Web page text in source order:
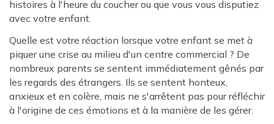
histoires à l'heure du coucher ou que vous vous disputiez
avec votre enfant.
Quelle est votre réaction lorsque votre enfant se met à
piquer une crise au milieu d'un centre commercial ? De
nombreux parents se sentent immédiatement gênés par
les regards des étrangers. Ils se sentent honteux,
anxieux et en colère, mais ne s'arrêtent pas pour réfléchir
à l'origine de ces émotions et à la manière de les gérer.